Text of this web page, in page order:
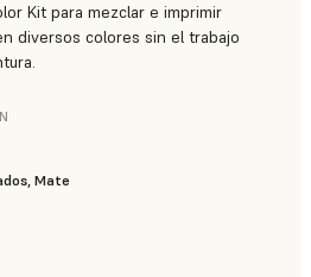
Kit para mezclar e imprimir
diversos colores sin el trabajo
Mate